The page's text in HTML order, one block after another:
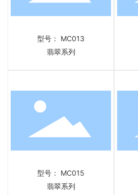
型号： MC013
翡翠系列
型号： MC015
翡翠系列